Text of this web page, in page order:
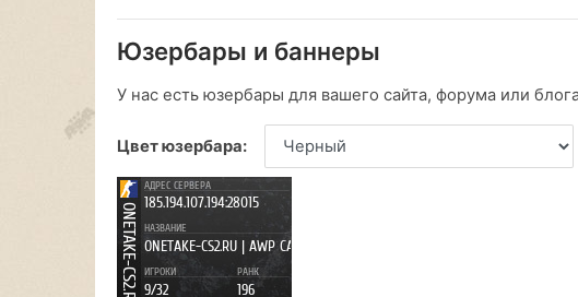
Юзербары и баннеры
У нас есть юзербары для вашего сайта, форума или
Цвет юзербара: